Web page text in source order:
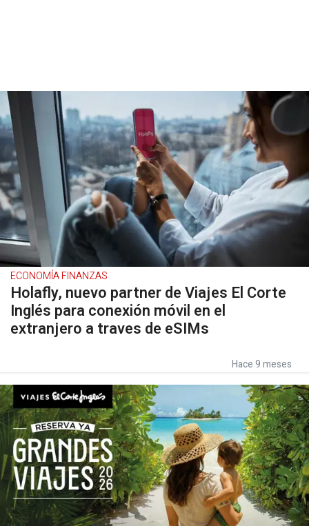
ECONOMÍA FINANZAS
Holafly, nuevo partner de Viajes El Corte
Inglés para conexión móvil en el
extranjero a traves de eSIMs
Hace 9 meses